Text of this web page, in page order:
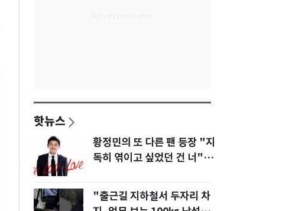
핫뉴스
황정민의 또 다른 팬 등장 "지
독히 엮이고 싶었던 건 너" 폭
"출근길 지하철서 두자리 차